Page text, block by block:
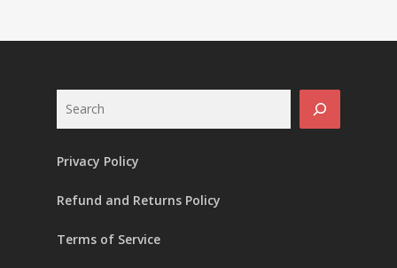
Search
Privacy Policy
Refund and Returns Policy
Terms of Service